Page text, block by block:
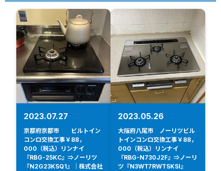
2023.07.27
京都府京都市 ビルトイン
コンロ交換工事￥88，
000（税込）リンナイ
『RBG-25KC』⇒ノーリツ
『N2G23KSQ1』｜株式会社
2023.05.26
大阪府八尾市 ノーリツビル
トインコンロ交換工事￥88，
000（税込）リンナイ
『RBG-N730J2F』⇒ノーリ
ツ『N3WT7RWTSKSI』